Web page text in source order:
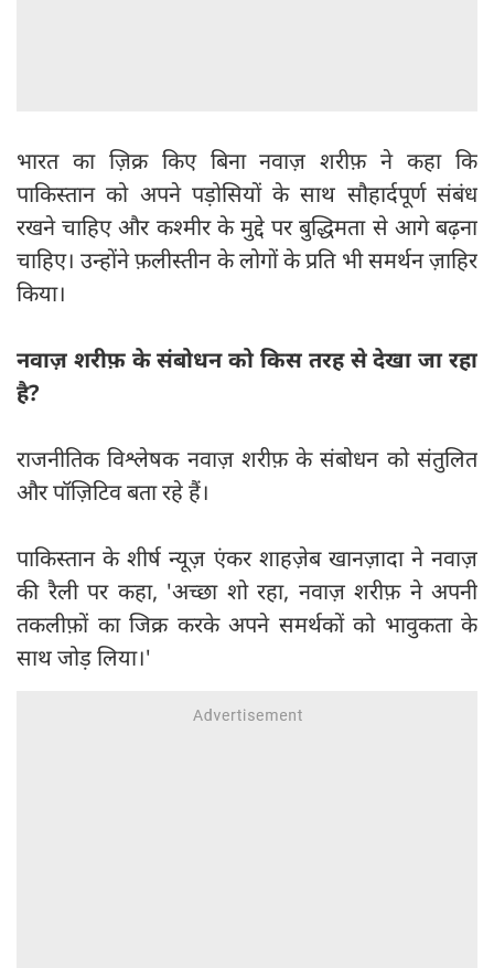
भारत का ज़िक्र किए बिना नवाज़ शरीफ़ ने कहा कि
पाकिस्तान को अपने पड़ोसियों के साथ सौहार्दपूर्ण संबंध
रखने चाहिए और कश्मीर के मुद्दे पर बुद्धिमता से आगे बढ़ना
चाहिए। उन्होंने फ़लीस्तीन के लोगों के प्रति भी समर्थन ज़ाहिर
किया।
नवाज़ शरीफ़ के संबोधन को किस तरह से देखा जा रहा
है?
राजनीतिक विश्लेषक नवाज़ शरीफ़ के संबोधन को संतुलित
और पॉज़िटिव बता रहे हैं।
पाकिस्तान के शीर्ष न्यूज़ एंकर शाहज़ेब खानज़ादा ने नवाज़
की रैली पर कहा, 'अच्छा शो रहा, नवाज़ शरीफ़ ने अपनी
तकलीफ़ों का जिक्र करके अपने समर्थकों को भावुकता के
साथ जोड़ लिया।'